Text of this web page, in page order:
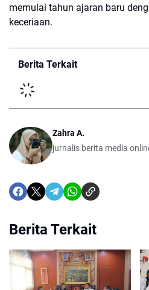
memulai tahun ajaran baru
keceriaan.
Berita Terkait
Zahra A.
jurnalis berita media
Berita Terkait